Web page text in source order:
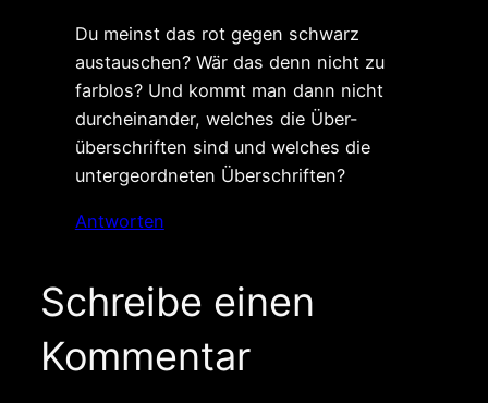
Du meinst das rot gegen schwarz
austauschen? Wär das denn nicht zu
farblos? Und kommt man dann nicht
durcheinander, welches die Über-
überschriften sind und welches die
untergeordneten Überschriften?
Antworten
Schreibe einen
Kommentar